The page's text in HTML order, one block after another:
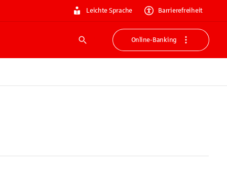
Leichte Sprache Barrierefreiheit
Suche
Online-Banking